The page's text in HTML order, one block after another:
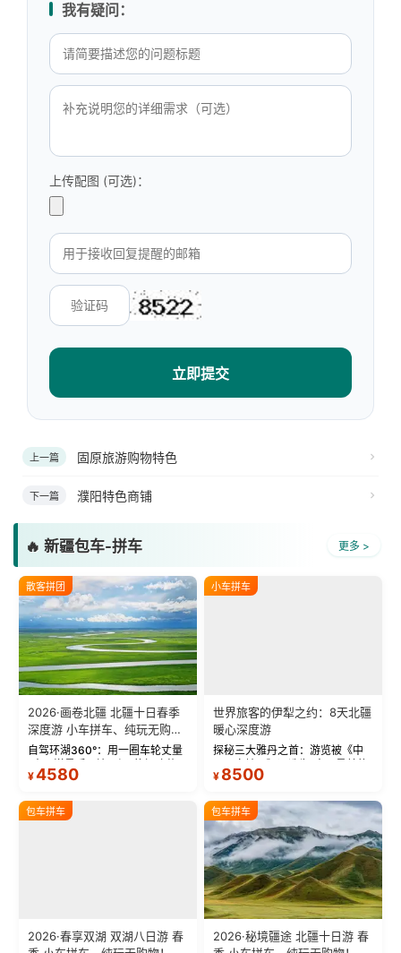
我有疑问：
上传配图 (可选)：
立即提交
上一篇 固原旅游购物特色
下一篇 濮阳特色商铺
🔥 新疆包车-拼车 更多 >
散客拼团
2026·画卷北疆 北疆十日春季
深度游 小车拼车、纯玩无购
物！
自驾环湖360°：用一圈车轮丈量
蓝。 赛湖旅拍：甄选多款风格服
绝美瞬间。 赛湖坦克300跟车视
频：专业摄影师...
¥4580
小车拼车
世界旅客的伊犁之约：8天北疆
暖心深度游
探秘三大雅丹之首：游览被《中
三大雅丹”第一名的克拉玛依魔鬼
瓦人最大村落——禾木村，欣赏
晨雾与小木...
¥ 8500
包车拼车
2026·春享双湖 双湖八日游 春
包车拼车
2026·秘境疆途 北疆十日游 春